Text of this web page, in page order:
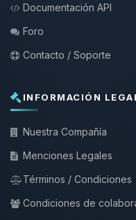
Documentación API
Foro
Contacto / Soporte
INFORMACIÓN
Nuestra Compañía
Menciones Legales
Términos / Condiciones
Condiciones de